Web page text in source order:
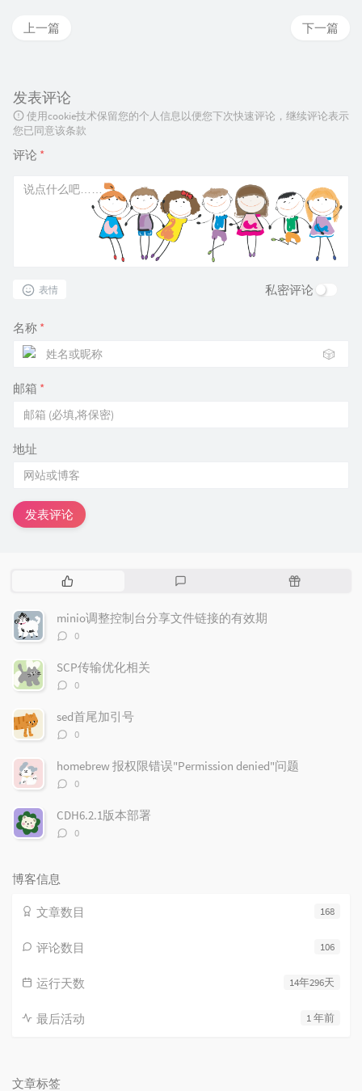
        $1
        ;;
    stop)
        rh_status_q || exit 0
        $1
        ;;
    reload)
        rh_status_q || exit 7
        $1
        ;;
        exit 2
下一篇
上一篇
发表评论
使用cookie技术保留您的个人信息以便您下次快速评论，继续评论表示
您已同意该条款
评论 *
表情 私密评论
名称 *
🎲
邮箱 *
地址
发表评论
热
文
章
评
随
minio调整控制台分享文件链接的有效期
评
数：
0
SCP传输优化相关
评
数：
0
sed首尾加引号
评
数：
0
homebrew 报权限错误"Permission denied"问题
评
数：
0
CDH6.2.1版本部署
评
0
博客信息
168
文章数目
106
评论数目
14年296天
运行天数
1 年前
最后活动
文章标签